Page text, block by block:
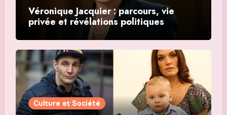
Véronique Jacquier : parcours, vie
privée et révélations politiques
Culture et Société